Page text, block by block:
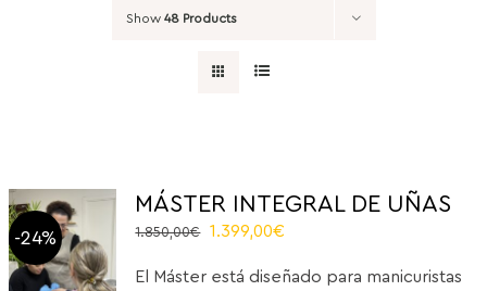
Show 48 Products
-24%
MÁSTER INTEGRAL DE UÑAS
1.850,00€
Original
was:
1.399,00€
is:
El Máster está diseñado para manicuristas